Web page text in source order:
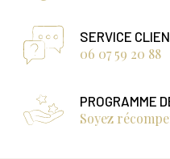
SERVICE
06 07 59 20 88
PROGRAMME
Soyez